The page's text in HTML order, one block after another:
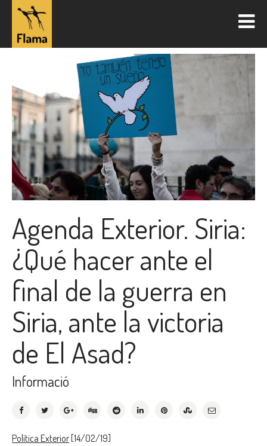
Agenda Exterior. Siria:
¿Qué hacer ante el
final de la guerra en
Siria, ante la victoria
de El Asad?
Informació
Política Exterior[14/02/19]